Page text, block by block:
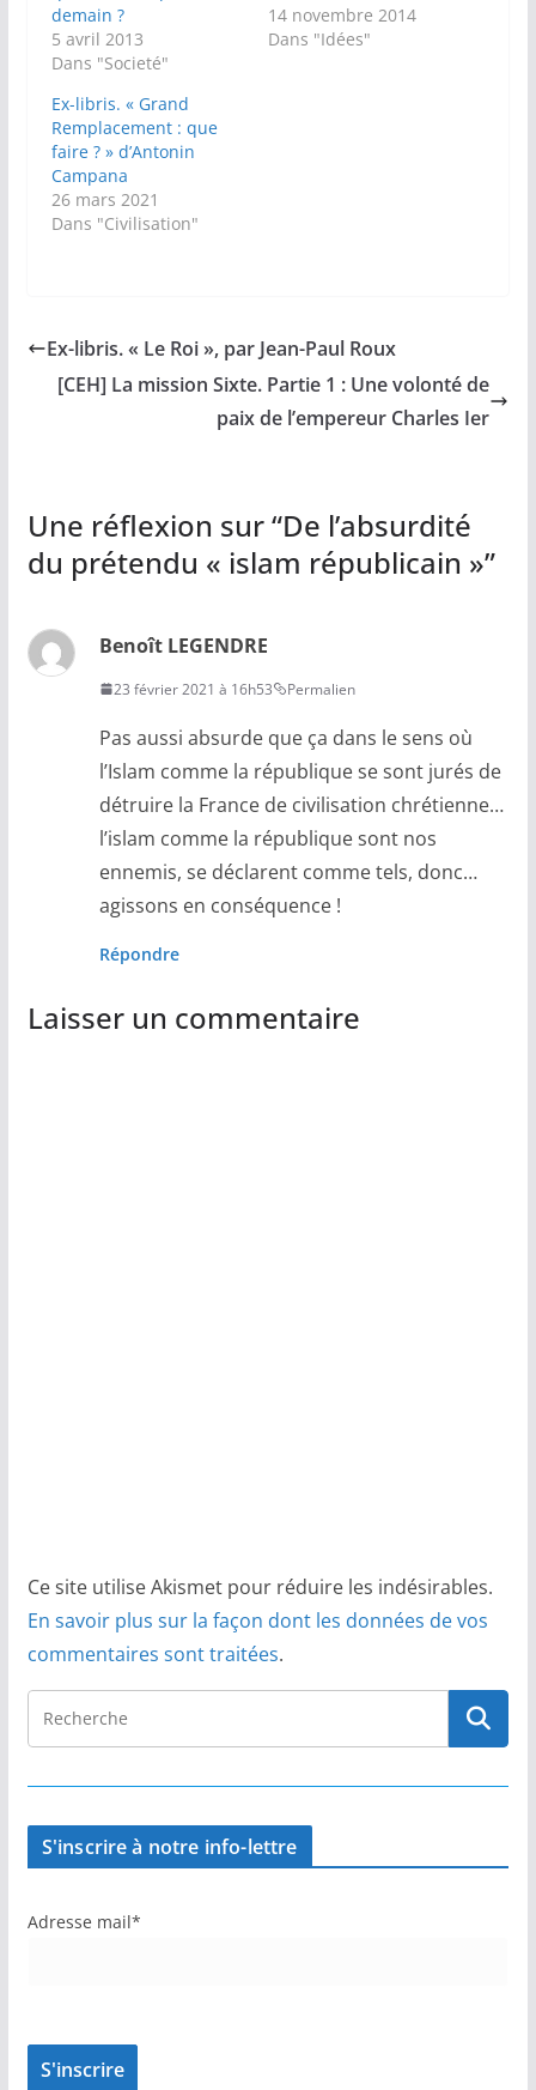
demain ?
5 avril 2013
Dans "Societé"
14 novembre 2014
Dans "Idées"
Ex-libris. « Grand
Remplacement : que
faire ? » d’Antonin
Campana
26 mars 2021
Dans "Civilisation"
Ex-libris. « Le Roi », par Jean-Paul Roux
[CEH] La mission Sixte. Partie 1 : Une volonté de
paix de l’empereur Charles Ier
Une réflexion sur “De l’absurdité
du prétendu « islam républicain »”
Benoît LEGENDRE
23 février 2021 à 16h53 Permalien
Pas aussi absurde que ça dans le sens où
l’Islam comme la république se sont jurés de
détruire la France de civilisation chrétienne…
l’islam comme la république sont nos
ennemis, se déclarent comme tels, donc…
agissons en conséquence !
Répondre
Laisser un commentaire
Ce site utilise Akismet pour réduire les indésirables.
En savoir plus sur la façon dont les données de vos
commentaires sont traitées.
S'inscrire à notre info-lettre
Adresse mail*